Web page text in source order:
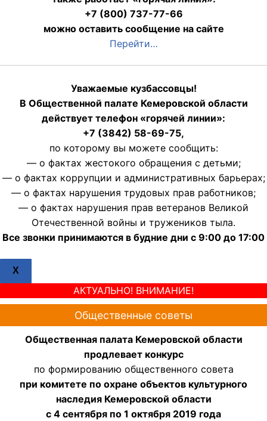
+7 (800) 737-77-66
можно оставить сообщение на сайте
Перейти…
Уважаемые кузбассовцы!
В Общественной палате Кемеровской области
действует телефон «горячей линии»:
+7 (3842) 58-69-75,
по которому вы можете сообщить:
— о фактах жестокого обращения с детьми;
— о фактах коррупции и административных барьерах;
— о фактах нарушения трудовых прав работников;
— о фактах нарушения прав ветеранов Великой
Отечественной войны и тружеников тыла.
Все звонки принимаются в будние дни с 9:00 до 17:00
X
АКТУАЛЬНО! ВНИМАНИЕ!
Общественные советы
Общественная палата Кемеровской области
продлевает конкурс
по формированию общественного совета
при комитете по охране объектов культурного
наследия Кемеровской области
с 4 сентября по 1 октября 2019 года